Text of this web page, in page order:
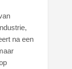
na een